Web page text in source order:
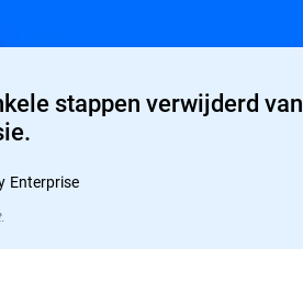
stappen verwijderd van
Enterprise